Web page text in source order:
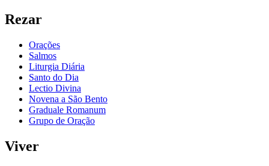
Rezar
Orações
Salmos
Liturgia Diária
Santo do Dia
Lectio Divina
Novena a São Bento
Graduale Romanum
Grupo de Oração
Viver